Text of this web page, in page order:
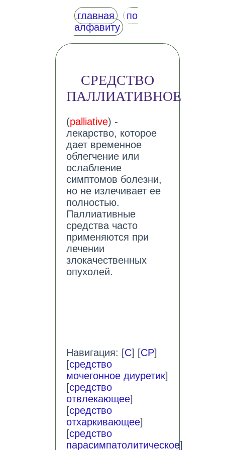
главная
по
алфавиту
СРЕДСТВО
ПАЛЛИАТИВНОЕ
(palliative) -
лекарство, которое
дает временное
облегчение или
ослабление
симптомов болезни,
но не излечивает ее
полностью.
Паллиативные
средства часто
применяются при
лечении
злокачественных
опухолей.
Навигация: [С] [СР]
[средство
мочегонное диуретик]
[средство
отвлекающее]
[средство
отхаркивающее]
[средство
парасимпатолитическое]